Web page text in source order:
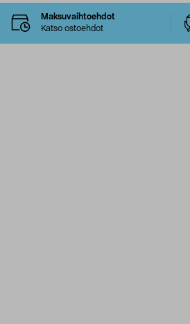
Maksuvaihtoehdot
Katso ostoehdot